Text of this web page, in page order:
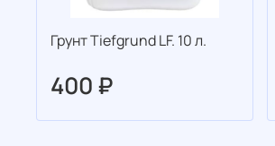
Грунт Tiefgrund LF. 10 л.
400 ₽